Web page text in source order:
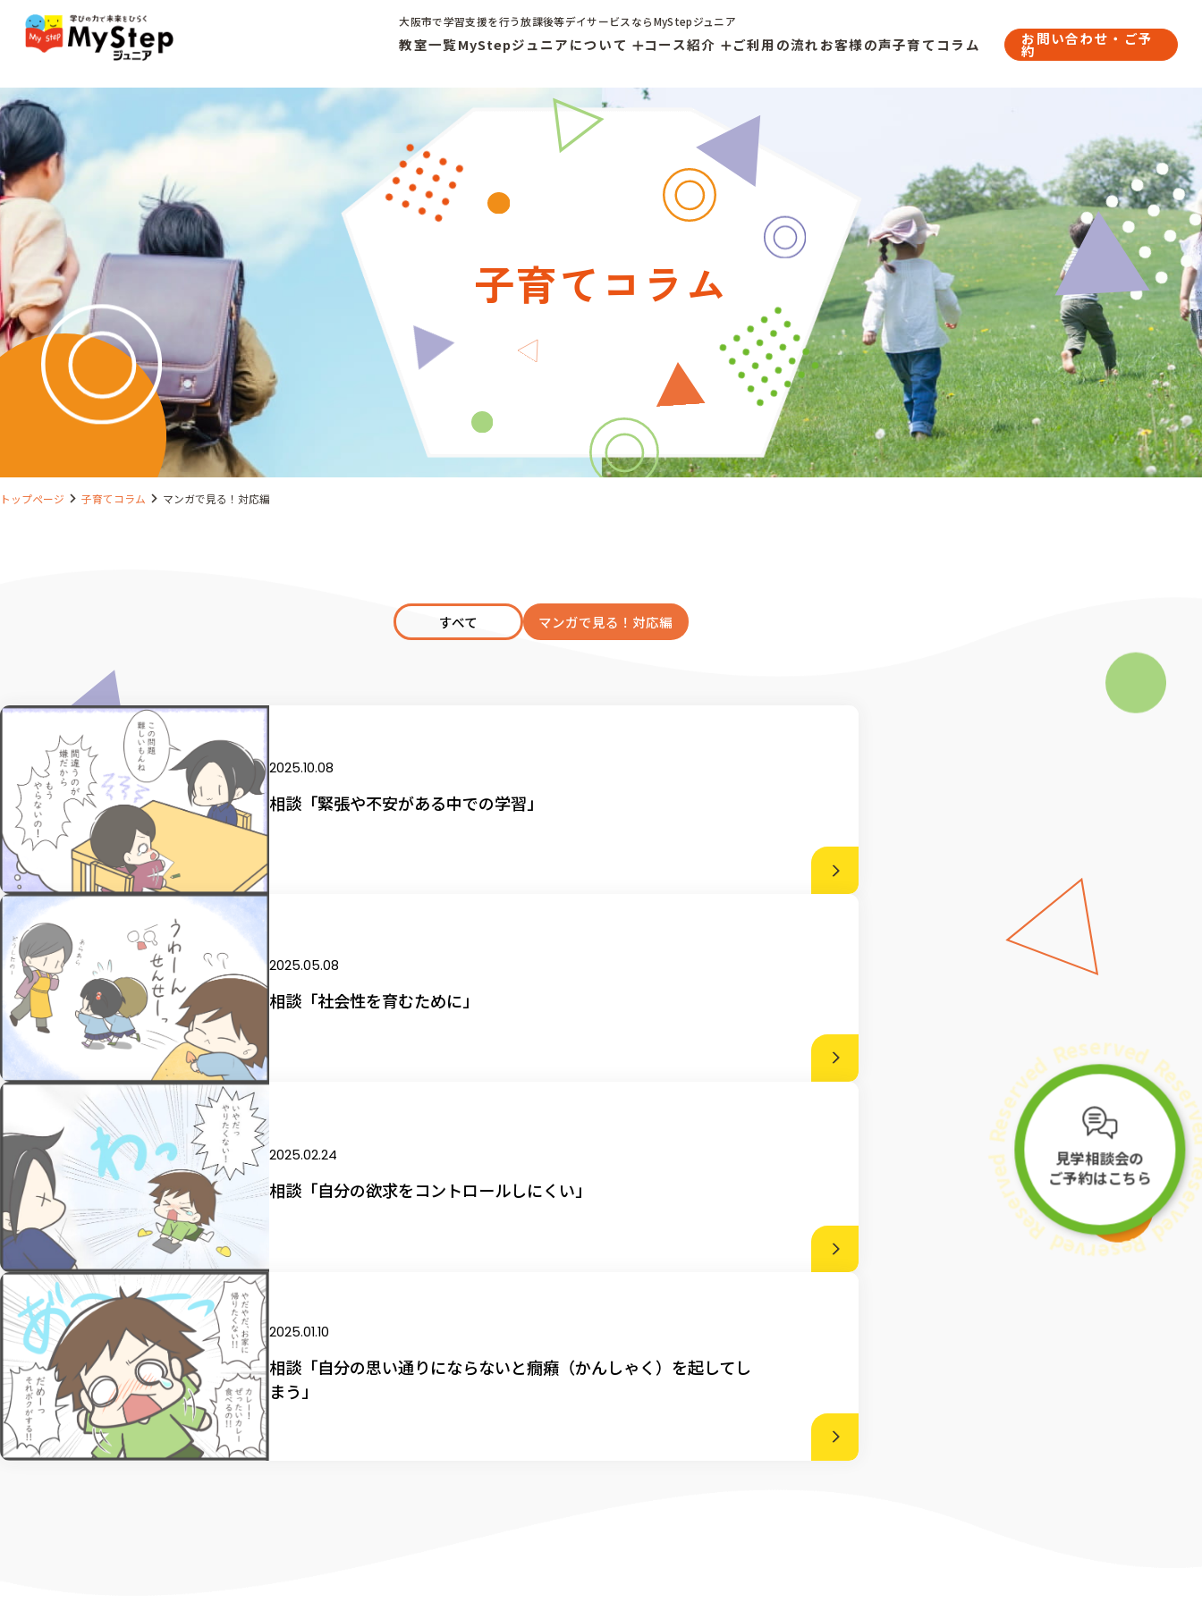
大阪市で学習支援を行う放課後等デイサービスならMyStepジュニア
教室一覧MyStepジュニアについて コース紹介 ご利用の流れお客様の声子育てコラム お問い合わせ・ご予
約
子育て コラム
見学相談会の
ご予約はこちら
R
e
s
e
r
v
e
d
R
e
s
e
r
v
e
d
R
e
s
er
ved Rese
r
v
e
d
R
e
s
e
r
v
e
d
トップページ 子育てコラム マンガで見る！対応編
すべて マンガで見る！対応編
2025.10.08
相談「緊張や不安がある中での学習」
2025.05.08
相談「社会性を育むために」
2025.02.24
相談「自分の欲求をコントロールしにくい」
2025.01.10
相談「自分の思い通りにならないと癇癪（かんしゃく）を起してし
まう」